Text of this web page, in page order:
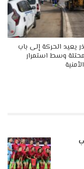
يعيد الحركة إلى باب
وسط استمرار